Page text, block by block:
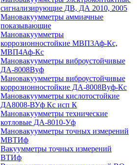
сигнализирующие ДВ, ДА 2010, 2005
Мановакуумметры аммиачные
показывающие
Мановакуумметры
коррозионностойкие МВП3Аф-Кс,
МВП4Аф-Кс
Мановакуумметры виброустойчивые
ДА-8008Вуф
Мановакуумметры виброустойчивые
коррозионностойкие ДА-8008Вуф-Кс
Мановакуумметры кислотостойкие
ДА8008-ВУф Кс исп К
Мановакуумметры технические
котловые ДА-8010-Уф
Мановакуумметры точных измерений
МВТИф
Вакуумметры точных измерений
ВТИф